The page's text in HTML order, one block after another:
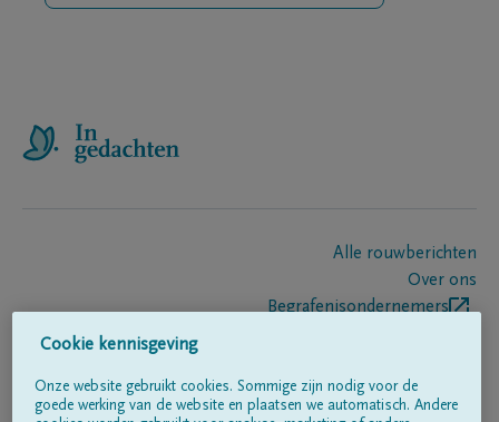
Alle rouwberichten
Over ons
Begrafenisondernemers
Volg ons op
Cookie kennisgeving
Onze website gebruikt cookies. Sommige zijn nodig voor de
goede werking van de website en plaatsen we automatisch. Andere